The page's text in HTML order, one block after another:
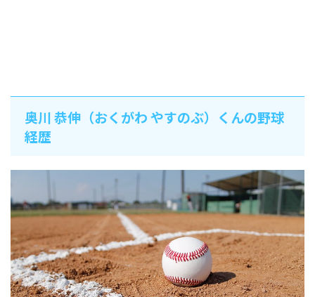
奥川 恭伸（おくがわ やすのぶ）くんの野球
経歴